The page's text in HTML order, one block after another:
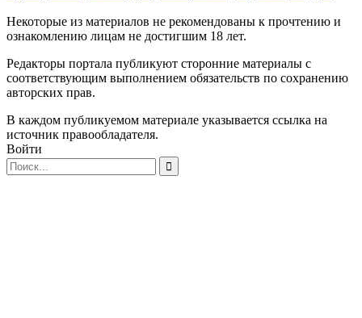
Некоторые из материалов не рекомендованы к прочтению и
ознакомлению лицам не достигшим 18 лет.
Редакторы портала публикуют сторонние материалы с
соответствующим выполнением обязательств по сохранению
авторских прав.
В каждом публикуемом материале указывается ссылка на
источник правообладателя.
Войти